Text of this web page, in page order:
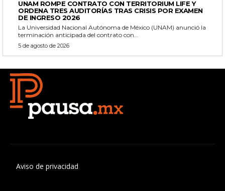
UNAM ROMPE CONTRATO CON TERRITORIUM LIFE Y
ORDENA TRES AUDITORÍAS TRAS CRISIS POR EXAMEN
DE INGRESO 2026
La Universidad Nacional Autónoma de México (UNAM) anunció la
terminación anticipada del contrato con...
5 de agosto de 2026
Aviso de privacidad